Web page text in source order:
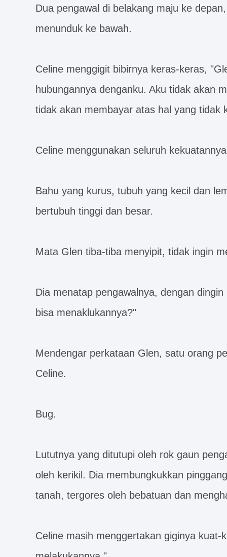
Dua pengawal di belakang maju ke
menunduk ke bawah.
Celine menggigit bibirnya keras-keras,
hubungannya denganku. Aku tidak akan
tidak akan membayar atas hal yang tidak
Celine menggunakan seluruh
Bahu yang kurus, tubuh yang kecil dan
bertubuh tinggi dan besar.
Mata Glen tiba-tiba menyipit, tidak ingin
Dia menatap pengawalnya, dengan
bisa menaklukannya?"
Mendengar perkataan Glen, satu orang
Celine.
Bug.
Lututnya yang ditutupi oleh rok gaun
oleh kerikil. Dia membungkukkan
tanah, tergores oleh bebatuan dan
Celine masih menggertakan giginya